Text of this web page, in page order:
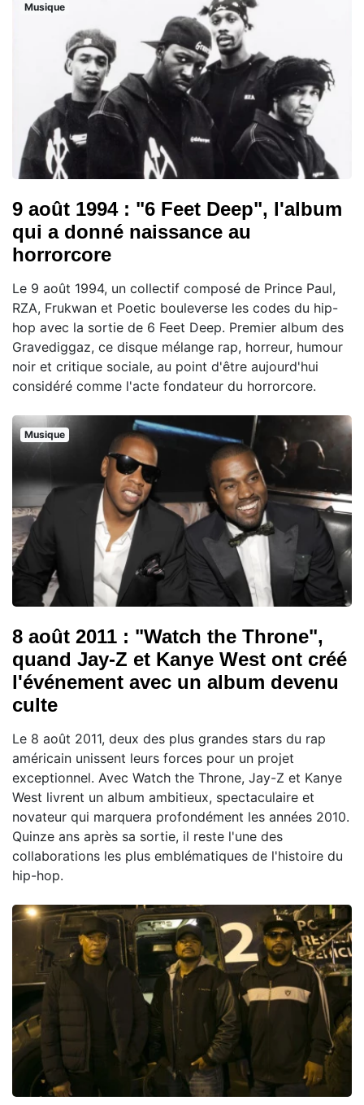
Musique
9 août 1994 : "6 Feet Deep", l'album
qui a donné naissance au
horrorcore
Le 9 août 1994, un collectif composé de Prince Paul,
RZA, Frukwan et Poetic bouleverse les codes du hip-
hop avec la sortie de 6 Feet Deep. Premier album des
Gravediggaz, ce disque mélange rap, horreur, humour
noir et critique sociale, au point d'être aujourd'hui
considéré comme l'acte fondateur du horrorcore.
Musique
8 août 2011 : "Watch the Throne",
quand Jay-Z et Kanye West ont créé
l'événement avec un album devenu
culte
Le 8 août 2011, deux des plus grandes stars du rap
américain unissent leurs forces pour un projet
exceptionnel. Avec Watch the Throne, Jay-Z et Kanye
West livrent un album ambitieux, spectaculaire et
novateur qui marquera profondément les années 2010.
Quinze ans après sa sortie, il reste l'une des
collaborations les plus emblématiques de l'histoire du
hip-hop.